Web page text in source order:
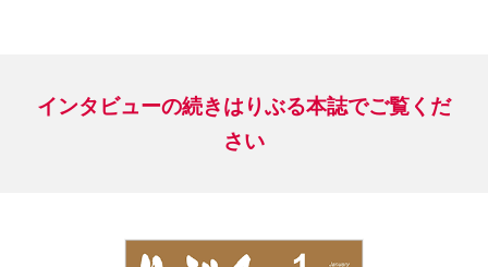
インタビューの続きはりぶる本誌でご覧くだ
さい